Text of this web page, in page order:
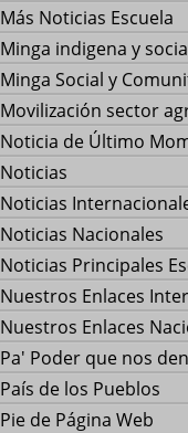
Más Noticias Escuela
Minga indigena y
Minga Social y
Movilización sector
Noticia de Último
Noticias
Noticias
Noticias Nacionales
Noticias Principales
Nuestros Enlaces
Nuestros Enlaces
Pa' Poder que nos
País de los Pueblos
Pie de Página Web